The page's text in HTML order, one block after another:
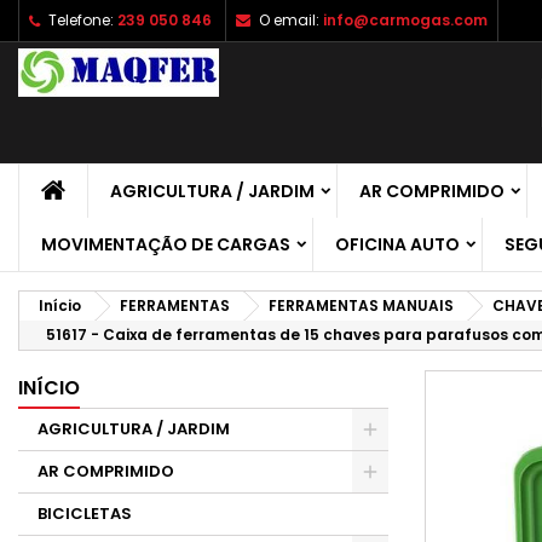
Telefone: 239 050 846 O email: info@carmogas.com
AGRICULTURA / JARDIM AR COMPRIMIDO
MOVIMENTAÇÃO DE CARGAS OFICINA AUTO
Início FERRAMENTAS FERRAMENTAS MANUAIS
51617 - Caixa de ferramentas de 15 chaves para parafusos
INÍCIO
AGRICULTURA / JARDIM
AR COMPRIMIDO
BICICLETAS